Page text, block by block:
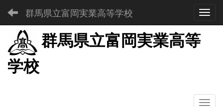
群馬県立富岡実業高等学校
群馬県立富岡実業高等
学校